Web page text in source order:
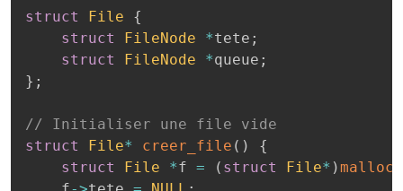
struct File
{
struct
FileNode *tete ;
struct
FileNode *queue ;
} ;
// Initialiser une file vide
struct
File* creer_file ( )
{
struct
File *f = ( struct File* )malloc